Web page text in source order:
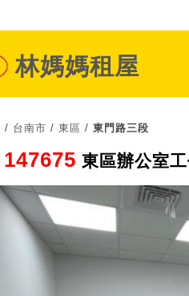
林媽媽租屋
/ 台南市 / 東區 / 東門路三段
147675 東區辦公室